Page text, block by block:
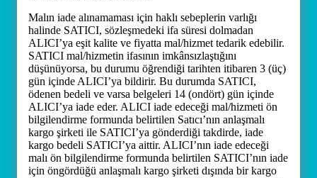
Malın iade alınamaması için haklı sebeplerin varlığı
halinde SATICI, sözleşmedeki ifa süresi dolmadan
ALICI’ya eşit kalite ve fiyatta mal/hizmet tedarik edebilir.
SATICI mal/hizmetin ifasının imkânsızlaştığını
düşünüyorsa, bu durumu öğrendiği tarihten itibaren 3 (üç)
gün içinde ALICI’ya bildirir. Bu durumda SATICI,
ödenen bedeli ve varsa belgeleri 14 (ondört) gün içinde
ALICI’ya iade eder. ALICI iade edeceği mal/hizmeti ön
bilgilendirme formunda belirtilen Satıcı’nın anlaşmalı
kargo şirketi ile SATICI’ya gönderdiği takdirde, iade
kargo bedeli SATICI’ya aittir. ALICI’nın iade edeceği
malı ön bilgilendirme formunda belirtilen SATICI’nın iade
için öngördüğü anlaşmalı kargo şirketi dışında bir kargo